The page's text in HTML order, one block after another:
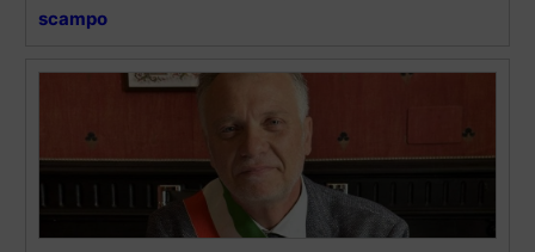
scampo